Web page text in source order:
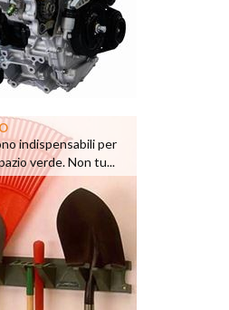
indispensabili per
verde. Non tu...